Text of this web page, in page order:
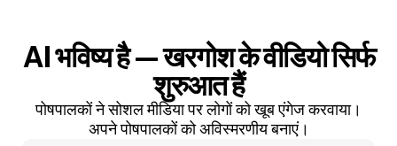
AI भविष्य है— खरगोश के वीडियो सिर्फ
शुरुआत हैं
पोषपालकों ने सोशल मीडिया पर लोगों को खूब एंगेज करवाया।
अपने पोषपालकों को अविस्मरणीय बनाएं।